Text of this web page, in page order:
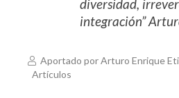
diversidad,
integración”
Aportado por Arturo Enrique
Artículos